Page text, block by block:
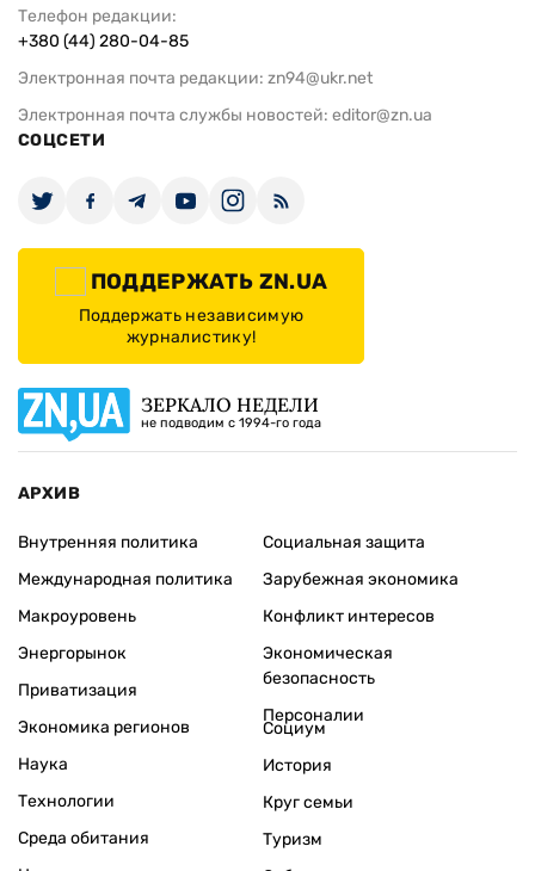
Телефон редакции:
+380 (44) 280-04-85
Электронная почта редакции: zn94@ukr.net
Электронная почта службы новостей: editor@zn.ua
СОЦСЕТИ
ПОДДЕРЖАТЬ ZN.UA
Поддержать независимую
журналистику!
ЗЕРКАЛО НЕДЕЛИ
не подводим с 1994-го года
АРХИВ
Внутренняя политика
Международная политика
Макроуровень
Энергорынок
Приватизация
Экономика регионов
Социальная защита
Зарубежная экономика
Конфликт интересов
Экономическая
безопасность
Персоналии
Наука
Технологии
Среда обитания
Социум
История
Круг семьи
Туризм